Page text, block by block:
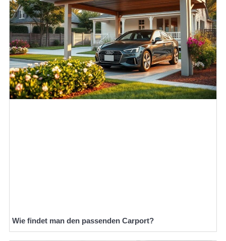
Wie findet man den passenden Carport?